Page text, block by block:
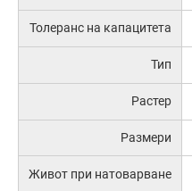
Толеранс на капацитета
Тип
Растер
Размери
Живот при натоварване